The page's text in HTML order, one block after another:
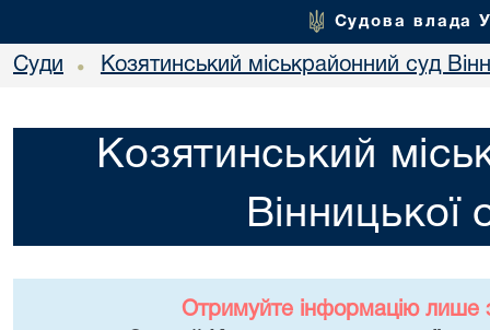
Судова влада
Суди • Козятинський міськрайонний суд
Козятинський
Вінницької
Отримуйте інформацію лише